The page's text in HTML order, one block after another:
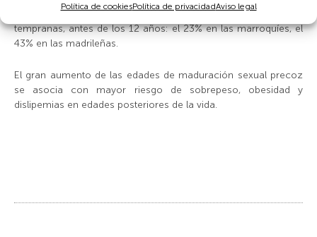
Política de cookiesPolítica de privacidadAviso legal
próximas, muestran muy diferente proporción de maduradoras
tempranas, antes de los 12 años: el 23% en las marroquíes, el
43% en las madrileñas.
El gran aumento de las edades de maduración sexual precoz
se asocia con mayor riesgo de sobrepeso, obesidad y
dislipemias en edades posteriores de la vida.